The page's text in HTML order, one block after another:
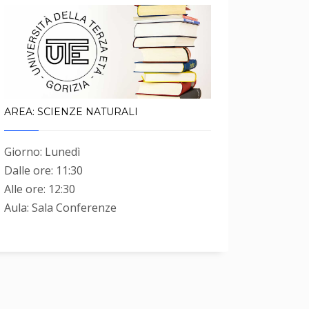
AREA: SCIENZE NATURALI
Giorno: Lunedì
Dalle ore: 11:30
Alle ore: 12:30
Aula: Sala Conferenze